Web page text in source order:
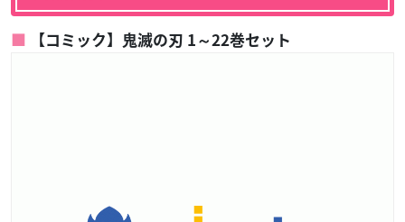
【コミック】鬼滅の刃 1～22巻セット